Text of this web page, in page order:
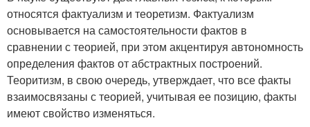
относятся фактуализм и теоретизм. Фактуализм
основывается на самостоятельности фактов в
сравнении с теорией, при этом акцентируя автономность
определения фактов от абстрактных построений.
Теоритизм, в свою очередь, утверждает, что все факты
взаимосвязаны с теорией, учитывая ее позицию, факты
имеют свойство изменяться.